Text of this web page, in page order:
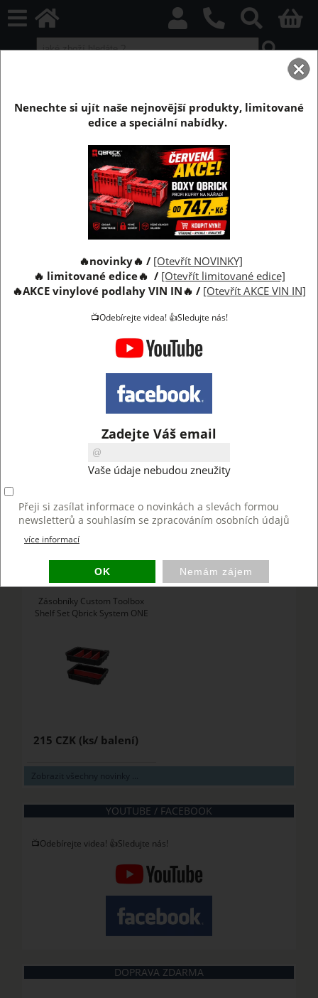
Kontrola 3 let
Kontrola 3 let od data
Zadejte datum výše
NOVINKY
2.0 Profi Plus RED
2 010 CZK
Compact XL transparentní
299 CZK
Zásobníky Custom Toolbox
Shelf Set Qbrick System ONE
215 CZK
Zobrazit všechny novinky ...
YOUTUBE / FACEBOOK
📺Odebírejte videa! 👍Sledujte nás!
DOPRAVA ZDARMA
Nenechte si ujít naše nejnovější produkty, limitované
edice a speciální nabídky.
🔥novinky🔥 / [Otevřít NOVINKY]
🔥 limitované edice🔥 / [Otevřít limitované edice]
🔥AKCE vinylové podlahy VIN IN🔥 / [Otevřít AKCE VIN IN]
📺Odebírejte videa! 👍Sledujte nás!
Zadejte Váš email
Vaše údaje nebudou zneužity
Přeji si zasílat informace o novinkách a slevách formou
newsletterů a souhlasím se zpracováním osobních údajů
více informací